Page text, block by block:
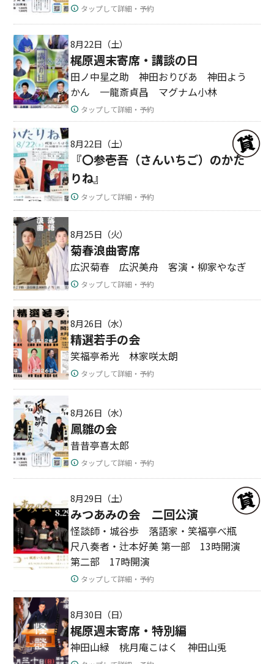
タップして詳細・予約
8月22日（土）
梶原週末寄席・講談の日
田ノ中星之助 神田おりびあ 神田よう
かん 一龍斎貞昌 マグナム小林
タップして詳細・予約
8月22日（土）
『〇参壱吾（さんいちご）のかた
りね』
タップして詳細・予約
8月25日（火）
菊春浪曲寄席
広沢菊春 広沢美舟 客演・柳家やなぎ
タップして詳細・予約
8月26日（水）
精選若手の会
笑福亭希光 林家咲太朗
タップして詳細・予約
8月26日（水）
鳳雛の会
昔昔亭喜太郎
タップして詳細・予約
8月29日（土）
みつあみの会 二回公演
怪談師・城谷歩 落語家・笑福亭べ瓶
尺八奏者・辻本好美 第一部 13時開演
第二部 17時開演
タップして詳細・予約
8月30日（日）
梶原週末寄席・特別編
神田山緑 桃月庵こはく 神田山兎